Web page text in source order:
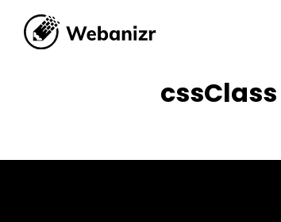
cssClass